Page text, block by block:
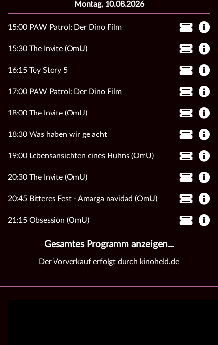
Montag, 10.08.2026
15:00 PAW Patrol: Der Dino Film
15:30 The Invite (OmU)
16:15 Toy Story 5
17:00 PAW Patrol: Der Dino Film
18:00 The Invite (OmU)
18:30 Was haben wir gelacht
19:00 Lebensansichten eines Huhns (OmU)
20:30 The Invite (OmU)
20:45 Bitteres Fest - Amarga navidad (OmU)
21:15 Obsession (OmU)
Gesamtes Programm anzeigen...
Der Vorverkauf erfolgt durch kinoheld.de